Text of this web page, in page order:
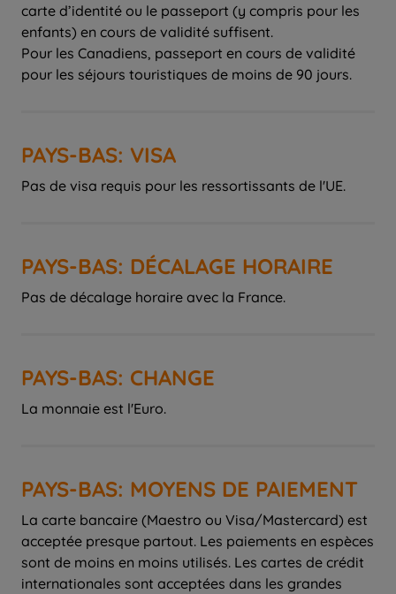
carte d’identité ou le passeport (y compris pour les
enfants) en cours de validité suffisent.
Pour les Canadiens, passeport en cours de validité
pour les séjours touristiques de moins de 90 jours.
PAYS-BAS: VISA
Pas de visa requis pour les ressortissants de l'UE.
PAYS-BAS: DÉCALAGE HORAIRE
Pas de décalage horaire avec la France.
PAYS-BAS: CHANGE
La monnaie est l'Euro.
PAYS-BAS: MOYENS DE PAIEMENT
La carte bancaire (Maestro ou Visa/Mastercard) est
acceptée presque partout. Les paiements en espèces
sont de moins en moins utilisés. Les cartes de crédit
internationales sont acceptées dans les grandes